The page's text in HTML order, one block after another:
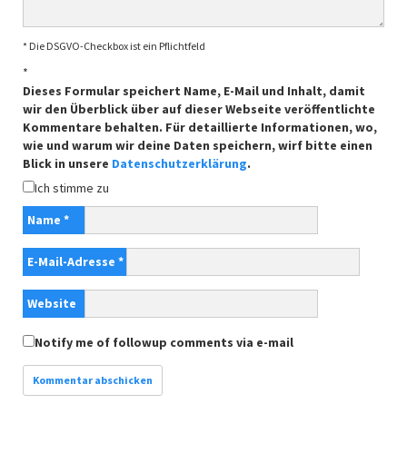
* Die DSGVO-Checkbox ist ein Pflichtfeld
*
Dieses Formular speichert Name, E-Mail und Inhalt, damit
wir den Überblick über auf dieser Webseite veröffentlichte
Kommentare behalten. Für detaillierte Informationen, wo,
wie und warum wir deine Daten speichern, wirf bitte einen
Blick in unsere Datenschutzerklärung.
Ich stimme zu
Name *
E-Mail-Adresse *
Website
Notify me of followup comments via e-mail